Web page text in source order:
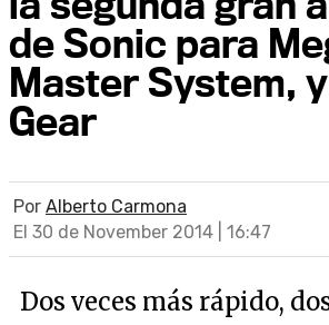
de Sonic para
Master System,
Gear
Por Alberto Carmona
El 30 de November 2014 | 16:47
Dos veces más rápido,